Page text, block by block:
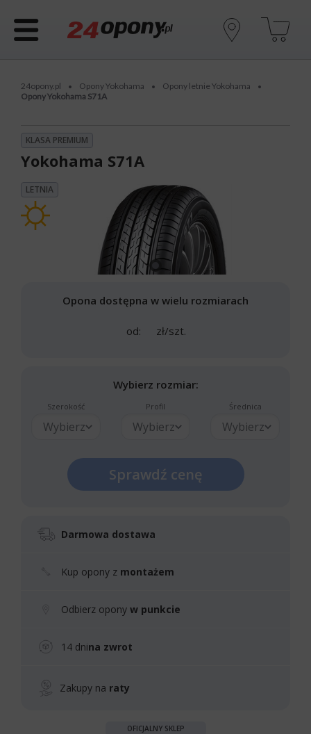
24opony.pl • Opony Yokohama • Opony letnie Yokohama •
Opony Yokohama S71A
KLASA PREMIUM
Yokohama S71A
LETNIA
Opona dostępna w wielu rozmiarach
od: zł/szt.
Wybierz rozmiar:
Szerokość
Wybierz
Profil
Wybierz
Średnica
Wybierz
Sprawdź cenę
Darmowa dostawa
Kup opony z montażem
Odbierz opony w punkcie
14 dnina zwrot
Zakupy na raty
OFICJALNY SKLEP